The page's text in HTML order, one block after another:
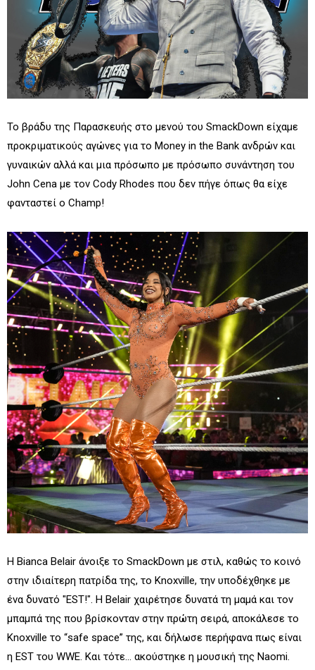
Το βράδυ της Παρασκευής στο μενού του SmackDown είχαμε
προκριματικούς αγώνες για το Money in the Bank ανδρών και
γυναικών αλλά και μια πρόσωπο με πρόσωπο συνάντηση του
John Cena με τον Cody Rhodes που δεν πήγε όπως θα είχε
φανταστεί ο Champ!
Η Bianca Belair άνοιξε το SmackDown με στιλ, καθώς το κοινό
στην ιδιαίτερη πατρίδα της, το Knoxville, την υποδέχθηκε με
ένα δυνατό "EST!". Η Belair χαιρέτησε δυνατά τη μαμά και τον
μπαμπά της που βρίσκονταν στην πρώτη σειρά, αποκάλεσε το
Knoxville το “safe space” της, και δήλωσε περήφανα πως είναι
η EST του WWE. Και τότε... ακούστηκε η μουσική της Naomi.